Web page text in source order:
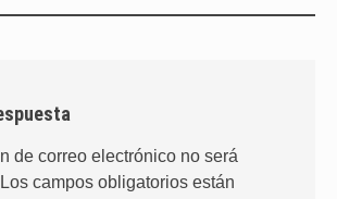
de correo electrónico no será
Los campos obligatorios están